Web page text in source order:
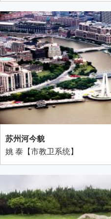
苏州河今貌
姚 泰【市教卫系统】